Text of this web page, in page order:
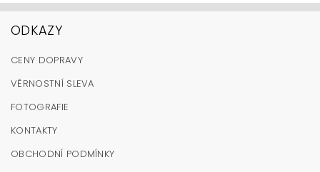
ODKAZY
CENY DOPRAVY
VĚRNOSTNÍ SLEVA
FOTOGRAFIE
KONTAKTY
OBCHODNÍ PODMÍNKY